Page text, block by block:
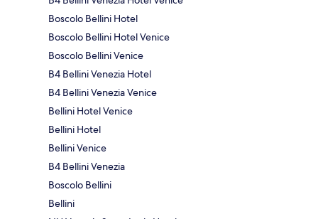
Boscolo Bellini Hotel
Boscolo Bellini Hotel Venice
Boscolo Bellini Venice
B4 Bellini Venezia Hotel
B4 Bellini Venezia Venice
Bellini Hotel Venice
Bellini Hotel
Bellini Venice
B4 Bellini Venezia
Boscolo Bellini
Bellini